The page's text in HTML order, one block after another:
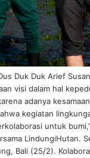
Duk Duk Arief
visi dalam hal
adanya
kegiatan
untuk
LindungiHutan.
Bali (25/2).